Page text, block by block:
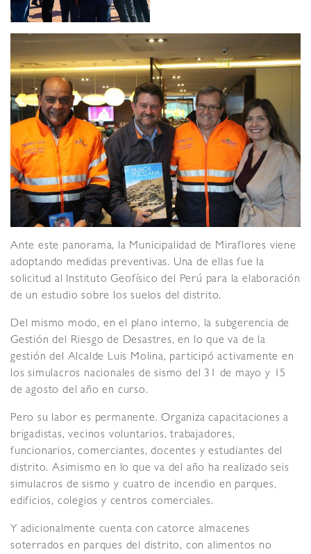
Ante este panorama, la Municipalidad de Miraflores viene
adoptando medidas preventivas. Una de ellas fue la
solicitud al Instituto Geofísico del Perú para la elaboración
de un estudio sobre los suelos del distrito.
Del mismo modo, en el plano interno, la subgerencia de
Gestión del Riesgo de Desastres, en lo que va de la
gestión del Alcalde Luis Molina, participó activamente en
los simulacros nacionales de sismo del 31 de mayo y 15
de agosto del año en curso.
Pero su labor es permanente. Organiza capacitaciones a
brigadistas, vecinos voluntarios, trabajadores,
funcionarios, comerciantes, docentes y estudiantes del
distrito. Asimismo en lo que va del año ha realizado seis
simulacros de sismo y cuatro de incendio en parques,
edificios, colegios y centros comerciales.
Y adicionalmente cuenta con catorce almacenes
soterrados en parques del distrito, con alimentos no